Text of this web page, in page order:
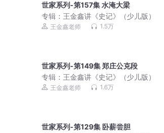
世家系列-第157集 水淹大梁
专辑： 王金鑫讲《史记》（少儿版）
王金鑫老师 1.5万
世家系列-第149集 郑庄公克段
专辑： 王金鑫讲《史记》（少儿版）
王金鑫老师 1.6万
世家系列-第129集 卧薪尝胆